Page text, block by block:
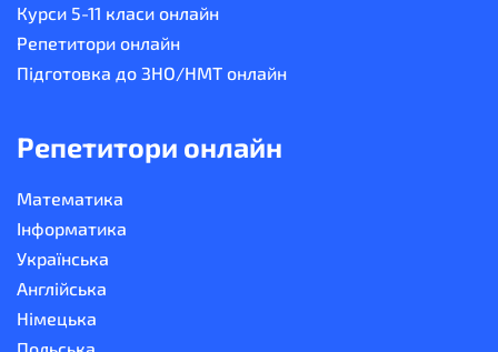
Курси 5-11 класи онлайн
Репетитори онлайн
Підготовка до ЗНО/НМТ онлайн
Репетитори онлайн
Математика
Інформатика
Українська
Англійська
Німецька